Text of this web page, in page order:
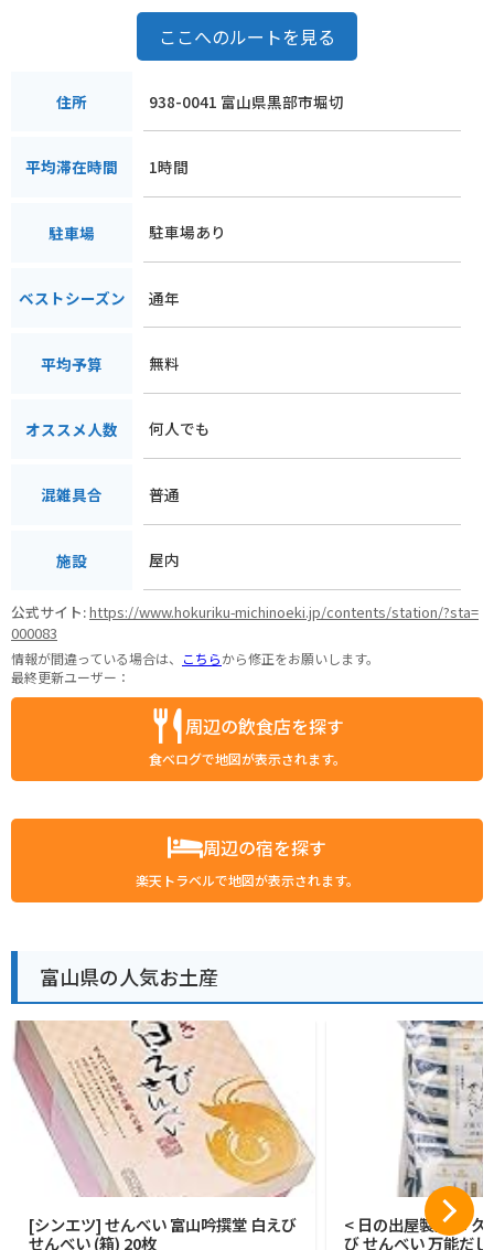
ここへのルートを見る
住所 938-0041 富山県黒部市堀切
平均滞在時間 1時間
駐車場 駐車場あり
ベストシーズン 通年
平均予算 無料
オススメ人数 何人でも
混雑具合 普通
施設 屋内
公式サイト:https://www.hokuriku-michinoeki.jp/contents/station/?sta=
000083
情報が間違っている場合は、 こちらから修正をお願いします。
最終更新ユーザー：
周辺の飲食店を探す
食べログで地図が表示されます。
周辺の宿を探す
楽天トラベルで地図が表示されます。
富山県の人気お土産
[シンエツ] せんべい 富山吟撰堂 白えび
せんべい (箱) 20枚
< 日の出屋製菓 × 久
び せんべい 万能だ